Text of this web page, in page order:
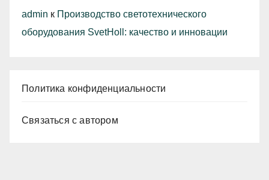
admin к Производство светотехнического
оборудования SvetHoll: качество и инновации
Политика конфиденциальности
Связаться с автором